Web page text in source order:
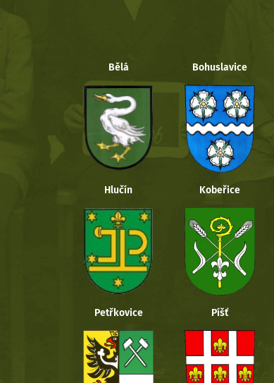
Bělá Bohuslavice
Hlučín Kobeřice
Petřkovice Píšť